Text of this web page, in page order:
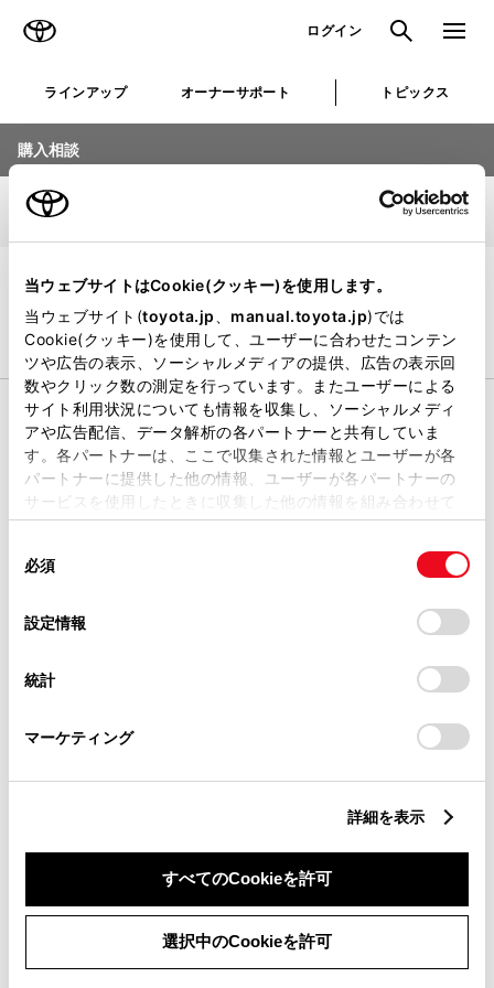
当ウェブサイトはCookie(クッキー)を使用します。
当ウェブサイト(toyota.jp manual.toyota.jp)では
Cookie(クッキー)を使用して、ユーザーに合わせたコンテン
ツや広告の表示、ソーシャルメディアの提供、広告の表示回
数やクリック数の測定を行っています。またユーザーによる
サイト利用状況についても情報を収集し、ソーシャルメディ
アや広告配信、データ解析の各パートナーと共有していま
す。各パートナーは、ここで収集された情報とユーザーが各
パートナーに提供した他の情報、ユーザーが各パートナーの
サービスを使用したときに収集した他の情報を組み合わせて
使用することがあります。当ウェブサイトの使用を続行する
デバイスにすべてのCookie(クッキー)が保存されることに同
意したことになります。Cookie(クッキー)のオプトアウト、
設定の変更、同意を撤回したりするにあたっては、当社の
「Cookie（クッキー）情報の取り扱いについて
」をご覧くだ
必須
設定情報
統計
マーケティング
詳細を表示
すべてのCookieを許可
選択中のCookieを許可
ログイン 検索 メニュ
ラインアップ オーナーサポート トピックス
購入相談
1/5
車種選択
お知らせを見る
乗用車 ビジネスカー
コンパクト
ワゴン
SUV